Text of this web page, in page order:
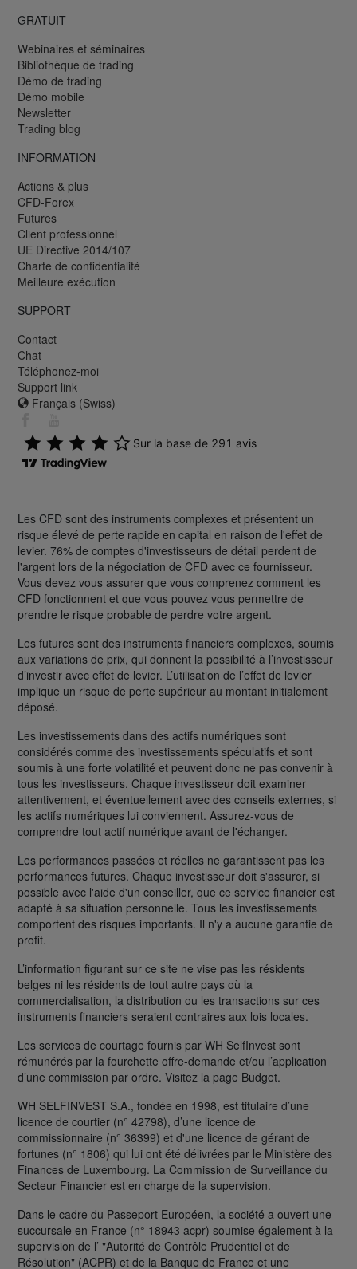
GRATUIT
Webinaires et séminaires
Bibliothèque de trading
Démo de trading
Démo mobile
Newsletter
Trading blog
INFORMATION
Actions & plus
CFD-Forex
Futures
Client professionnel
UE Directive 2014/107
Charte de confidentialité
Meilleure exécution
SUPPORT
Contact
Chat
Téléphonez-moi
Support link
Français (Swiss)
Les CFD sont des instruments complexes et présentent un
risque élevé de perte rapide en capital en raison de l'effet de
levier. 76% de comptes d'investisseurs de détail perdent de
l'argent lors de la négociation de CFD avec ce fournisseur.
Vous devez vous assurer que vous comprenez comment les
CFD fonctionnent et que vous pouvez vous permettre de
prendre le risque probable de perdre votre argent.
Les futures sont des instruments financiers complexes, soumis
aux variations de prix, qui donnent la possibilité à l’investisseur
d’investir avec effet de levier. L’utilisation de l’effet de levier
implique un risque de perte supérieur au montant initialement
déposé.
Les investissements dans des actifs numériques sont
considérés comme des investissements spéculatifs et sont
soumis à une forte volatilité et peuvent donc ne pas convenir à
tous les investisseurs. Chaque investisseur doit examiner
attentivement, et éventuellement avec des conseils externes, si
les actifs numériques lui conviennent. Assurez-vous de
comprendre tout actif numérique avant de l'échanger.
Les performances passées et réelles ne garantissent pas les
performances futures. Chaque investisseur doit s'assurer, si
possible avec l'aide d'un conseiller, que ce service financier est
adapté à sa situation personnelle. Tous les investissements
comportent des risques importants. Il n'y a aucune garantie de
profit.
L’information figurant sur ce site ne vise pas les résidents
belges ni les résidents de tout autre pays où la
commercialisation, la distribution ou les transactions sur ces
instruments financiers seraient contraires aux lois locales.
Les services de courtage fournis par WH SelfInvest sont
rémunérés par la fourchette offre-demande et/ou l’application
d’une commission par ordre. Visitez la page Budget.
WH SELFINVEST S.A., fondée en 1998, est titulaire d’une
licence de courtier (n° 42798), d’une licence de
commissionnaire (n° 36399) et d'une licence de gérant de
fortunes (n° 1806) qui lui ont été délivrées par le Ministère des
Finances de Luxembourg. La Commission de Surveillance du
Secteur Financier est en charge de la supervision.
Dans le cadre du Passeport Européen, la société a ouvert une
succursale en France (n° 18943 acpr) soumise également à la
supervision de l’ "Autorité de Contrôle Prudentiel et de
Résolution" (ACPR) et de la Banque de France et une